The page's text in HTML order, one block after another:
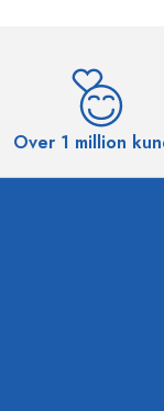
Over 1 million